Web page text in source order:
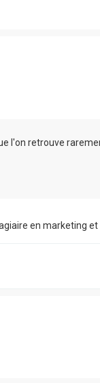
l'on retrouve
en marketing